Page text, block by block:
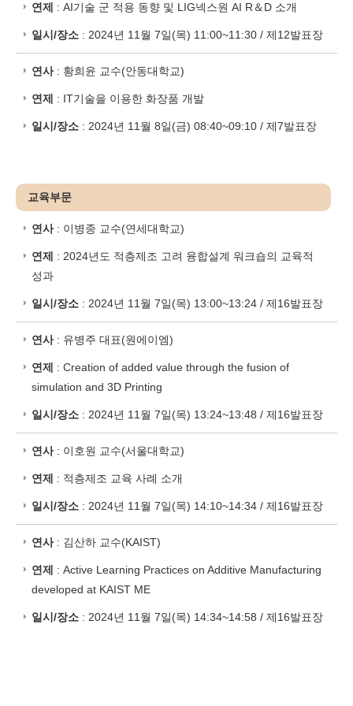
연제 : AI기술 군 적용 동향 및 LIG넥스원 AI R＆D 소개
일시/장소 : 2024년 11월 7일(목) 11:00~11:30 / 제12발표장
연사: 황희윤 교수(안동대학교)
연제 : IT기술을 이용한 화장품 개발
일시/장소 : 2024년 11월 8일(금) 08:40~09:10 / 제7발표장
교육부문
연사: 이병종 교수(연세대학교)
연제 : 2024년도 적층제조 고려 융합설계 워크숍의 교육적
성과
일시/장소 : 2024년 11월 7일(목) 13:00~13:24 / 제16발표장
연사: 유병주 대표(원에이엠)
연제 : Creation of added value through the fusion of
simulation and 3D Printing
일시/장소 : 2024년 11월 7일(목) 13:24~13:48 / 제16발표장
연사: 이호원 교수(서울대학교)
연제 : 적층제조 교육 사례 소개
일시/장소 : 2024년 11월 7일(목) 14:10~14:34 / 제16발표장
연사: 김산하 교수(KAIST)
연제 : Active Learning Practices on Additive Manufacturing
developed at KAIST ME
일시/장소 : 2024년 11월 7일(목) 14:34~14:58 / 제16발표장